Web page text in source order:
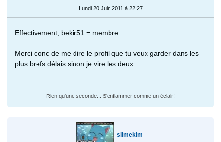
Lundi 20 Juin 2011 à 22:27
Effectivement, bekir51 = membre.
Merci donc de me dire le profil que tu veux garder dans les
plus brefs délais sinon je vire les deux.
Rien qu'une seconde... S'enflammer comme un éclair!
slimekim